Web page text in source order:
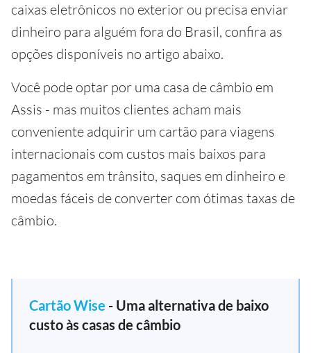
caixas eletrônicos no exterior ou precisa enviar
dinheiro para alguém fora do Brasil, confira as
opções disponíveis no artigo abaixo.
Você pode optar por uma casa de câmbio em
Assis - mas muitos clientes acham mais
conveniente adquirir um cartão para viagens
internacionais com custos mais baixos para
pagamentos em trânsito, saques em dinheiro e
moedas fáceis de converter com ótimas taxas de
câmbio.
Cartão Wise - Uma alternativa de baixo
custo às casas de câmbio